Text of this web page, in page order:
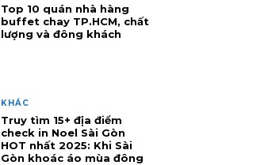
Top 10 quán nhà hàng
buffet chay TP.HCM, chất
lượng và đông khách
KHÁC
Truy tìm 15+ địa điểm
check in Noel Sài Gòn
HOT nhất 2025: Khi Sài
Gòn khoác áo mùa đông